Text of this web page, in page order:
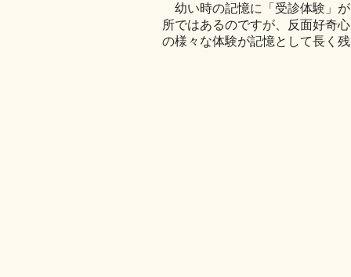
幼い時の記憶に「受診体験」
所ではあるのですが、反面好奇
の様々な体験が記憶として長く